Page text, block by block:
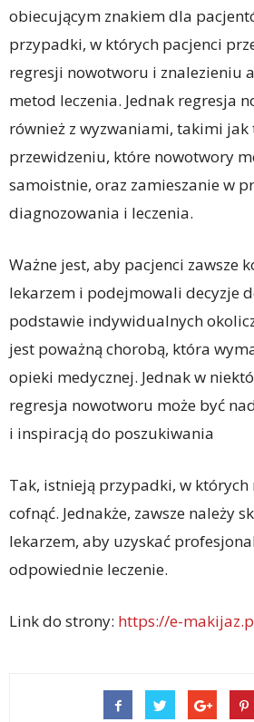
obiecującym znakiem dla
przypadki, w których pacjenci
regresji nowotworu i znalezieniu
metod leczenia. Jednak regresja
również z wyzwaniami, takimi jak
przewidzeniu, które nowotwory
samoistnie, oraz zamieszanie w
diagnozowania i leczenia.
Ważne jest, aby pacjenci zawsze
lekarzem i podejmowali decyzje
podstawie indywidualnych
jest poważną chorobą, która
opieki medycznej. Jednak w
regresja nowotworu może być
i inspiracją do poszukiwania
Tak, istnieją przypadki, w
cofnąć. Jednakże, zawsze należy
lekarzem, aby uzyskać
odpowiednie leczenie.
Link do strony: https://e-